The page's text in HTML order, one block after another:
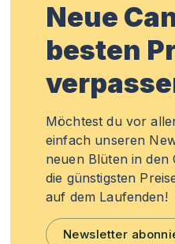
Neue
besten
Möchtest du vor
einfach unseren
neuen Blüten in den
die günstigsten
auf dem Laufenden!
Newsletter